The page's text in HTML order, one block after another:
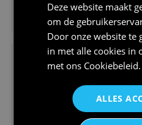
V-hals shirt
Deze website maakt
om de
Door onze website te
in met alle cookies in
met ons Cookiebeleid.
ALLES